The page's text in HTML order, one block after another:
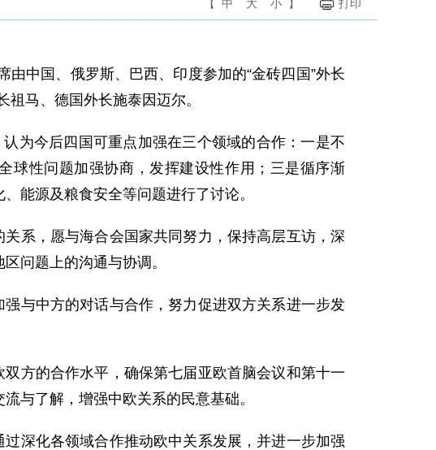
【 中 大 小 】 打印
中国、俄罗斯、巴西、印度参加的“金砖四国”外长
祖马、德国外长施泰因迈尔。
为今后四国可重点加强在三个领域的合作：一是不
球性问题加强协商，发挥建设性作用；三是循序渐
能源及粮食安全等问题进行了讨论。
系，愿与海合会国家共同努力，保持高层互访，深
问题上的沟通与协调。
与中方的对话与合作，努力促进双方关系进一步发
方的合作水平，确保第七届亚欧首脑会议和第十一
与了解，增强中欧关系的民意基础。
深化各领域合作推动欧中关系发展，并进一步加强